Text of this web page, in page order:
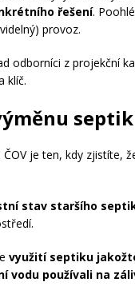
řešení.
provoz.
odborníci z projekční
klíč.
je ten, kdy zjistíte,
stav staršího
využití septiku
vodu používali na